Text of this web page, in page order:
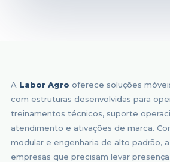
A Labor Agro oferece soluções
com estruturas desenvolvidas para
treinamentos técnicos, suporte
atendimento e ativações de marca.
modular e engenharia de alto padrão,
empresas que precisam levar